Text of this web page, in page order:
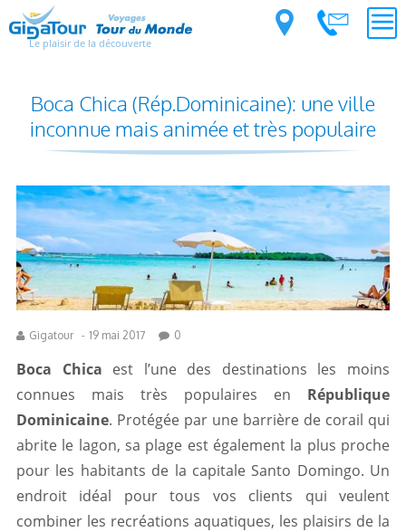
Le plaisir de la découverte
Boca Chica (Rép.Dominicaine): une ville
inconnue mais animée et très populaire
Gigatour - 19 mai 2017 0
Boca Chica est l’une des destinations les moins
connues mais très populaires en République
Dominicaine. Protégée par une barrière de corail qui
abrite le lagon, sa plage est également la plus proche
pour les habitants de la capitale Santo Domingo. Un
endroit idéal pour tous vos clients qui veulent
combiner les recréations aquatiques, les plaisirs de la